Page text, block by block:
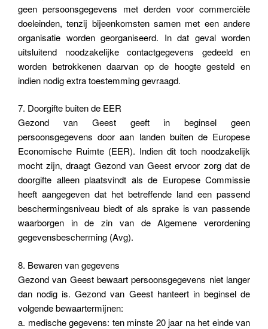
geen persoonsgegevens met derden voor commerciële
doeleinden, tenzij bijeenkomsten samen met een andere
organisatie worden georganiseerd. In dat geval worden
uitsluitend noodzakelijke contactgegevens gedeeld en
worden betrokkenen daarvan op de hoogte gesteld en
indien nodig extra toestemming gevraagd.
7. Doorgifte buiten de EER
Gezond van Geest geeft in beginsel geen
persoonsgegevens door aan landen buiten de Europese
Economische Ruimte (EER). Indien dit toch noodzakelijk
mocht zijn, draagt Gezond van Geest ervoor zorg dat de
doorgifte alleen plaatsvindt als de Europese Commissie
heeft aangegeven dat het betreffende land een passend
beschermingsniveau biedt of als sprake is van passende
waarborgen in de zin van de Algemene verordening
gegevensbescherming (Avg).
8. Bewaren van gegevens
Gezond van Geest bewaart persoonsgegevens niet langer
dan nodig is. Gezond van Geest hanteert in beginsel de
volgende bewaartermijnen:
a. medische gegevens: ten minste 20 jaar na het einde van